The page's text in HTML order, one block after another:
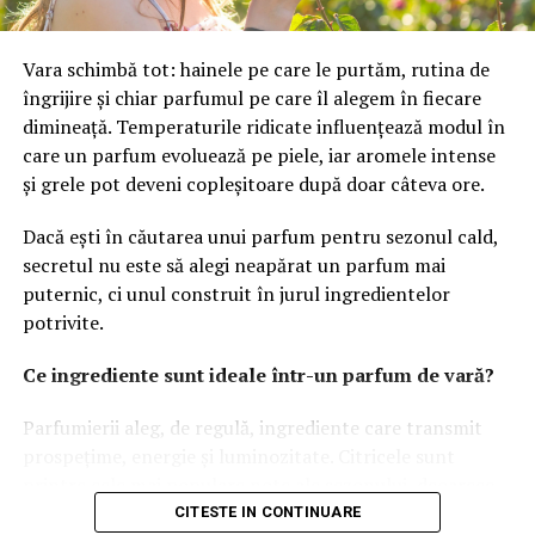
unor eventuale oferte de preluare, însă a subliniat că
sa. transmite CNBC.
Vara schimbă tot: hainele pe care le purtăm, rutina de
îngrijire și chiar parfumul pe care îl alegem în fiecare
dimineață. Temperaturile ridicate influențează modul în
care un parfum evoluează pe piele, iar aromele intense
și grele pot deveni copleșitoare după doar câteva ore.
Dacă ești în căutarea unui parfum pentru sezonul cald,
secretul nu este să alegi neapărat un parfum mai
puternic, ci unul construit în jurul ingredientelor
potrivite.
Ce ingrediente sunt ideale într-un parfum de vară?
Parfumierii aleg, de regulă, ingrediente care transmit
printre cele mai populare note ale sezonului, deoarece
oferă o senzație imediată de prospețime și se dezvoltă
CITESTE IN CONTINUARE